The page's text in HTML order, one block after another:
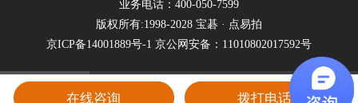
业务电话：400-050-7599
版权所有:1998-2028 宝碁 · 点易拍
京ICP备14001889号-1 京公网安备：11010802017592号
在线咨询 拨打电话